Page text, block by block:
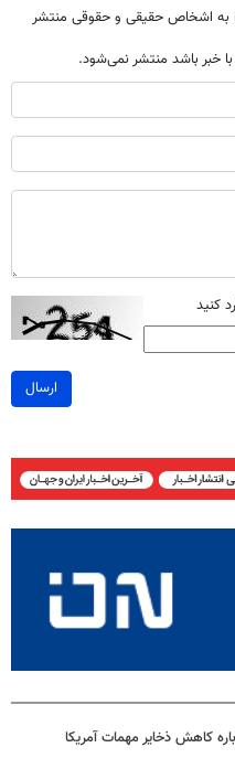
به اشخاص حقیقی و حقوقی منتشر
با خبر باشد منتشر نمی‌شود.
کنید
ارسال
کاهش ذخایر مهمات آمریکا